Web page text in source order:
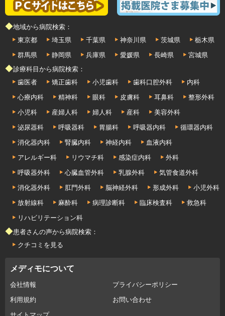
◆地域から病院検索：
東京都
埼玉県 千葉県 神奈川県 茨城県
栃木県
群馬県
静岡県 兵庫県 愛媛県 長崎県
宮城県
◆診療科目から病院検索：
歯医者
矯正歯科 小児歯科 歯科口腔外科
内科
心療内科
精神科 眼科 皮膚科 耳鼻科
整形外科
小児科
産婦人科 婦人科 産科
美容外科
泌尿器科
呼吸器科 胃腸科 呼吸器内科
循環器内科
消化器内科
腎臓内科 神経内科
血液内科
アレルギー科
リウマチ科 感染症内科
外科
呼吸器外科
心臓血管外科 乳腺外科
気管食道外科
消化器外科
肛門外科 脳神経外科 形成外科
小児外科
放射線科
麻酔科 病理診断科 臨床検査科
救急科
リハビリテーション科
◆患者さんの声から病院検索：
クチコミを見る
メディモについて
会社情報
プライバシーポリシー
利用規約
お問い合わせ